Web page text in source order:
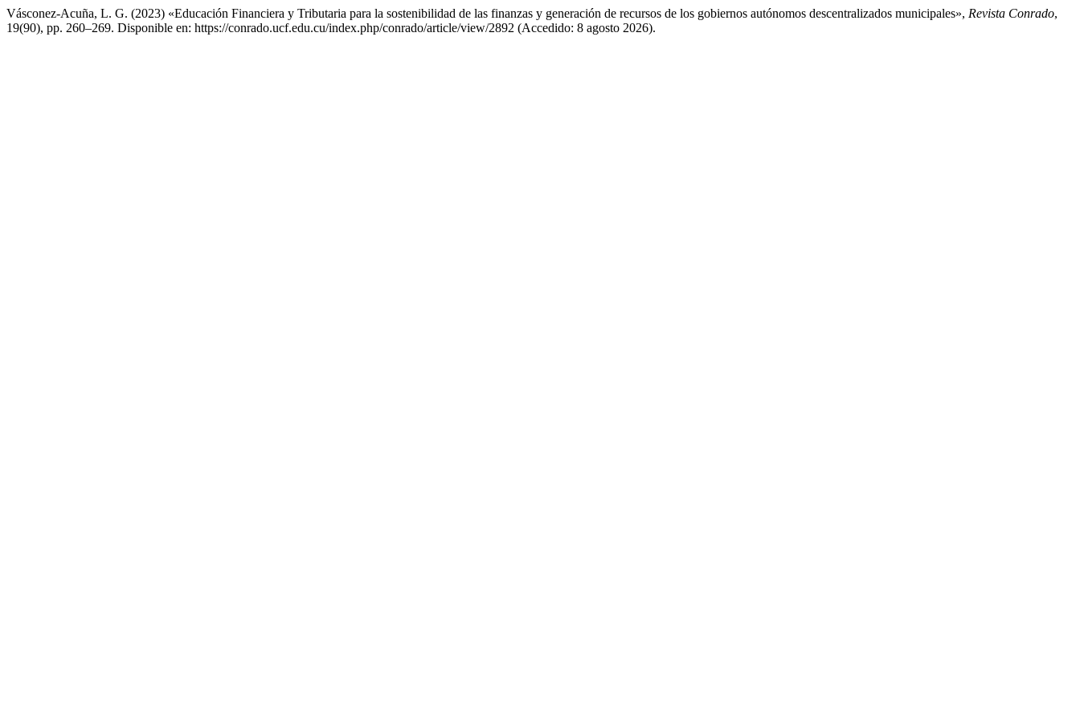
Vásconez-Acuña, L. G. (2023) «Educación Financiera y Tributaria para la sostenibilidad de las finanzas y generación de recursos de los gobiernos autónomos descentralizados municipales», Revista Conrado,
19(90), pp. 260–269. Disponible en: https://conrado.ucf.edu.cu/index.php/conrado/article/view/2892 (Accedido: 8 agosto 2026).